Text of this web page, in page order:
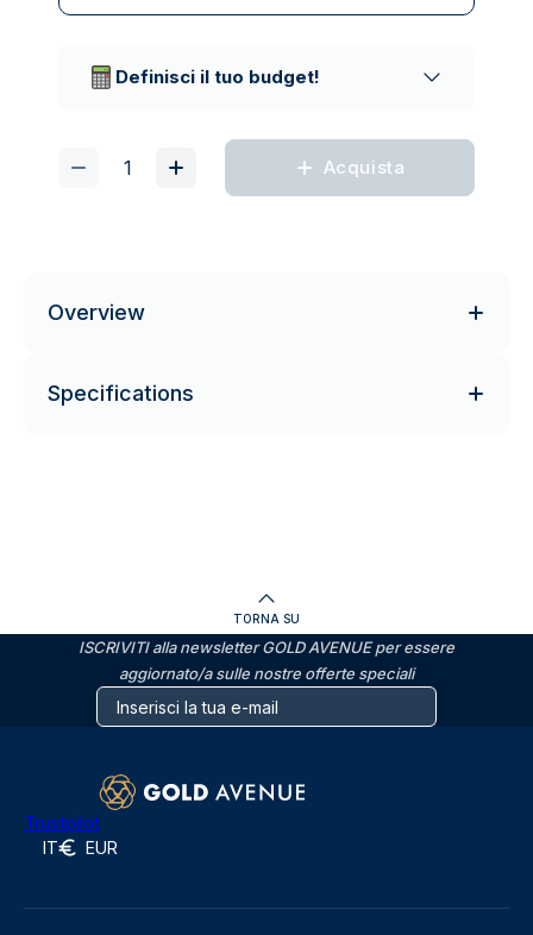
Definisci il tuo budget!
Acquista
Overview
Specifications
TORNA SU
ISCRIVITI alla newsletter GOLD AVENUE per essere
aggiornato/a sulle nostre offerte speciali
Trustpilot
IT EUR